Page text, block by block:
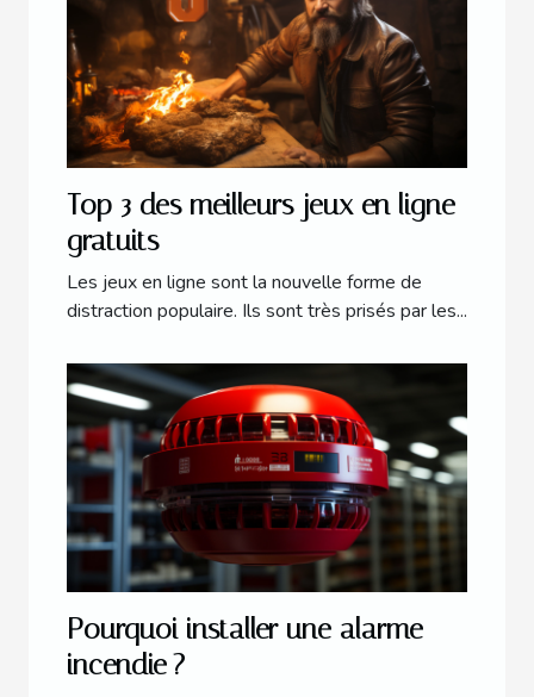
Top 3 des meilleurs jeux en ligne
gratuits
Les jeux en ligne sont la nouvelle forme de
distraction populaire. Ils sont très prisés par les...
Pourquoi installer une alarme
incendie ?